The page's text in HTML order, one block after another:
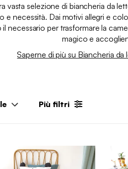
vasta selezione di biancheria da
e necessità. Dai motivi allegri e
necessario per trasformare la
magico e
Saperne di più su Biancheria da
Più filtri